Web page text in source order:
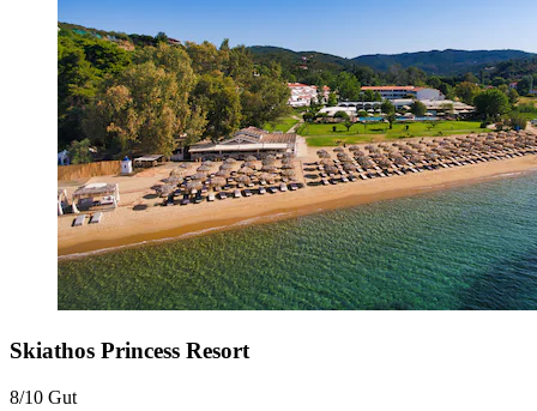
Skiathos Princess Resort
8/10 Gut